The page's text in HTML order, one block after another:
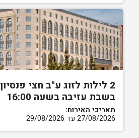
2 לילות לזוג ע"ב חצי פנסיון
בשבת עזיבה בשעה 16:00
תאריכי האירוח:
27/08/2026 עד 29/08/2026